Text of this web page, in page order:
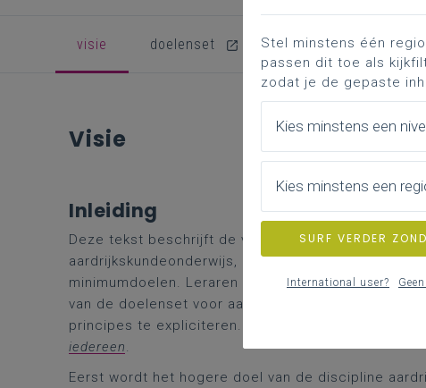
visie doelenset professionalisering
Visie
Inleiding
Deze tekst beschrijft de visie van Katholiek
aardrijkskundeonderwijs, die voortbouwt op de
minimumdoelen. Leraren en schoolteams krijgen
van de doelenset voor aardrijkskunde in de
principes te expliciteren. De discipline
iedereen.
Eerst wordt het hogere doel van de discipline
Stel minstens één
passen dit toe als
zodat je de gepaste
Kies minstens een
Kies minstens een
SURF VERDER
International user?